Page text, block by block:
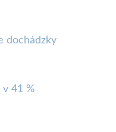
dochádzky
41 %